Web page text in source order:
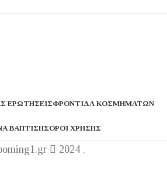
ΕΡΩΤΉΣΕΙΣΦΡΟΝΤΊΔΑ ΚΟΣΜΗΜΆΤΩΝ
ΒΆΠΤΙΣΗΣΌΡΟΙ ΧΡΉΣΗΣ
2024 .